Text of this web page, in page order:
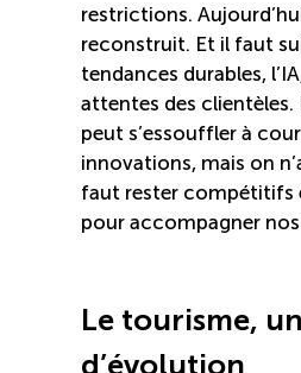
restrictions.
reconstruit. Et il faut
tendances durables,
attentes des clientèles.
peut s’essouffler à
innovations, mais on
faut rester compétitifs
pour accompagner
Le tourisme,
d’évolution